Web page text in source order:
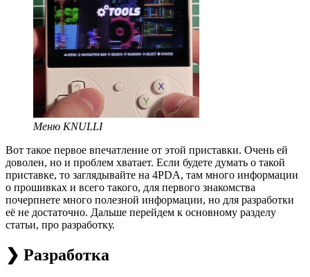
Меню KNULLI
Вот такое первое впечатление от этой приставки. Очень ей
доволен, но и проблем хватает. Если будете думать о такой
приставке, то заглядывайте на 4PDA, там много информации
о прошивках и всего такого, для первого знакомства
почерпнете много полезной информации, но для разработки
её не достаточно. Дальше перейдем к основному разделу
статьи, про разработку.
❯ Разработка